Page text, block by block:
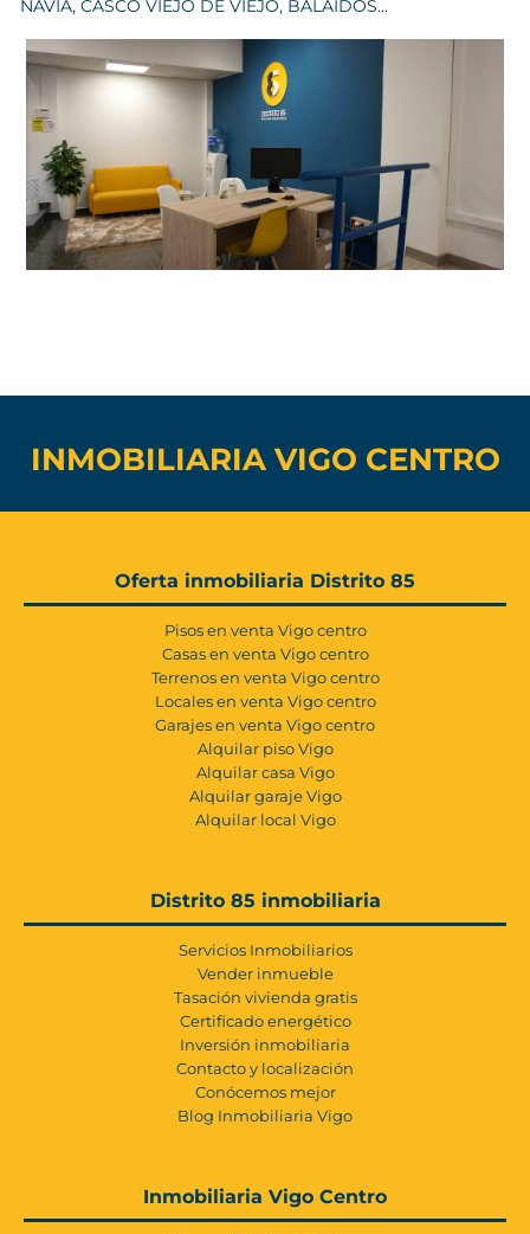
NAVIA, CASCO VIEJO DE VIEJO, BALAÍDOS...
INMOBILIARIA VIGO CENTRO
Oferta inmobiliaria Distrito 85
Pisos en venta Vigo centro
Casas en venta Vigo centro
Terrenos en venta Vigo centro
Locales en venta Vigo centro
Garajes en venta Vigo centro
Alquilar piso Vigo
Alquilar casa Vigo
Alquilar garaje Vigo
Alquilar local Vigo
Distrito 85 inmobiliaria
Servicios Inmobiliarios
Vender inmueble
Tasación vivienda gratis
Certificado energético
Inversión inmobiliaria
Contacto y localización
Conócemos mejor
Blog Inmobiliaria Vigo
Inmobiliaria Vigo Centro